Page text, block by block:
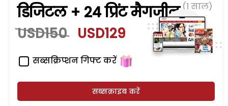
डिजिटल + 24 प्रिंट मैगजीन (1 साल)
USD150 USD129
सब्सक्रिप्शन गिफ्ट करें
सब्सक्राइब करें